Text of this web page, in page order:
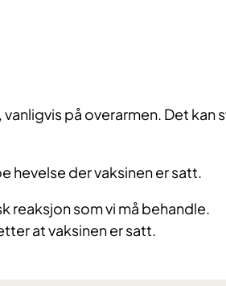
på overarmen. Det kan
hevelse der vaksinen er satt.
som vi må behandle.
at vaksinen er satt.